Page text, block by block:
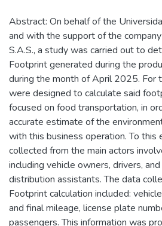
Abstract: On behalf of the
and with the support of the
S.A.S., a study was carried out to
Footprint generated during the
during the month of April 2025. For
were designed to calculate said
focused on food transportation, in
accurate estimate of the
with this business operation. To this
collected from the main actors
including vehicle owners, drivers,
distribution assistants. The data
Footprint calculation included:
and final mileage, license plate
passengers. This information was